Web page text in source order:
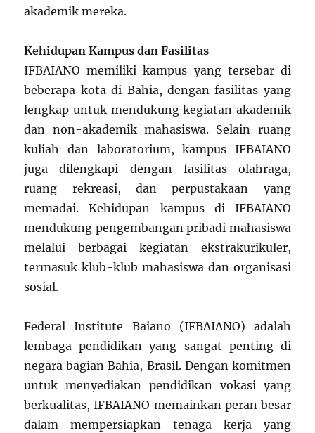
akademik mereka.
Kehidupan Kampus dan Fasilitas
IFBAIANO memiliki kampus yang tersebar di
beberapa kota di Bahia, dengan fasilitas yang
lengkap untuk mendukung kegiatan akademik
dan non-akademik mahasiswa. Selain ruang
kuliah dan laboratorium, kampus IFBAIANO
juga dilengkapi dengan fasilitas olahraga,
ruang rekreasi, dan perpustakaan yang
memadai. Kehidupan kampus di IFBAIANO
mendukung pengembangan pribadi mahasiswa
melalui berbagai kegiatan ekstrakurikuler,
termasuk klub-klub mahasiswa dan organisasi
sosial.
Federal Institute Baiano (IFBAIANO) adalah
lembaga pendidikan yang sangat penting di
negara bagian Bahia, Brasil. Dengan komitmen
untuk menyediakan pendidikan vokasi yang
berkualitas, IFBAIANO memainkan peran besar
dalam mempersiapkan tenaga kerja yang